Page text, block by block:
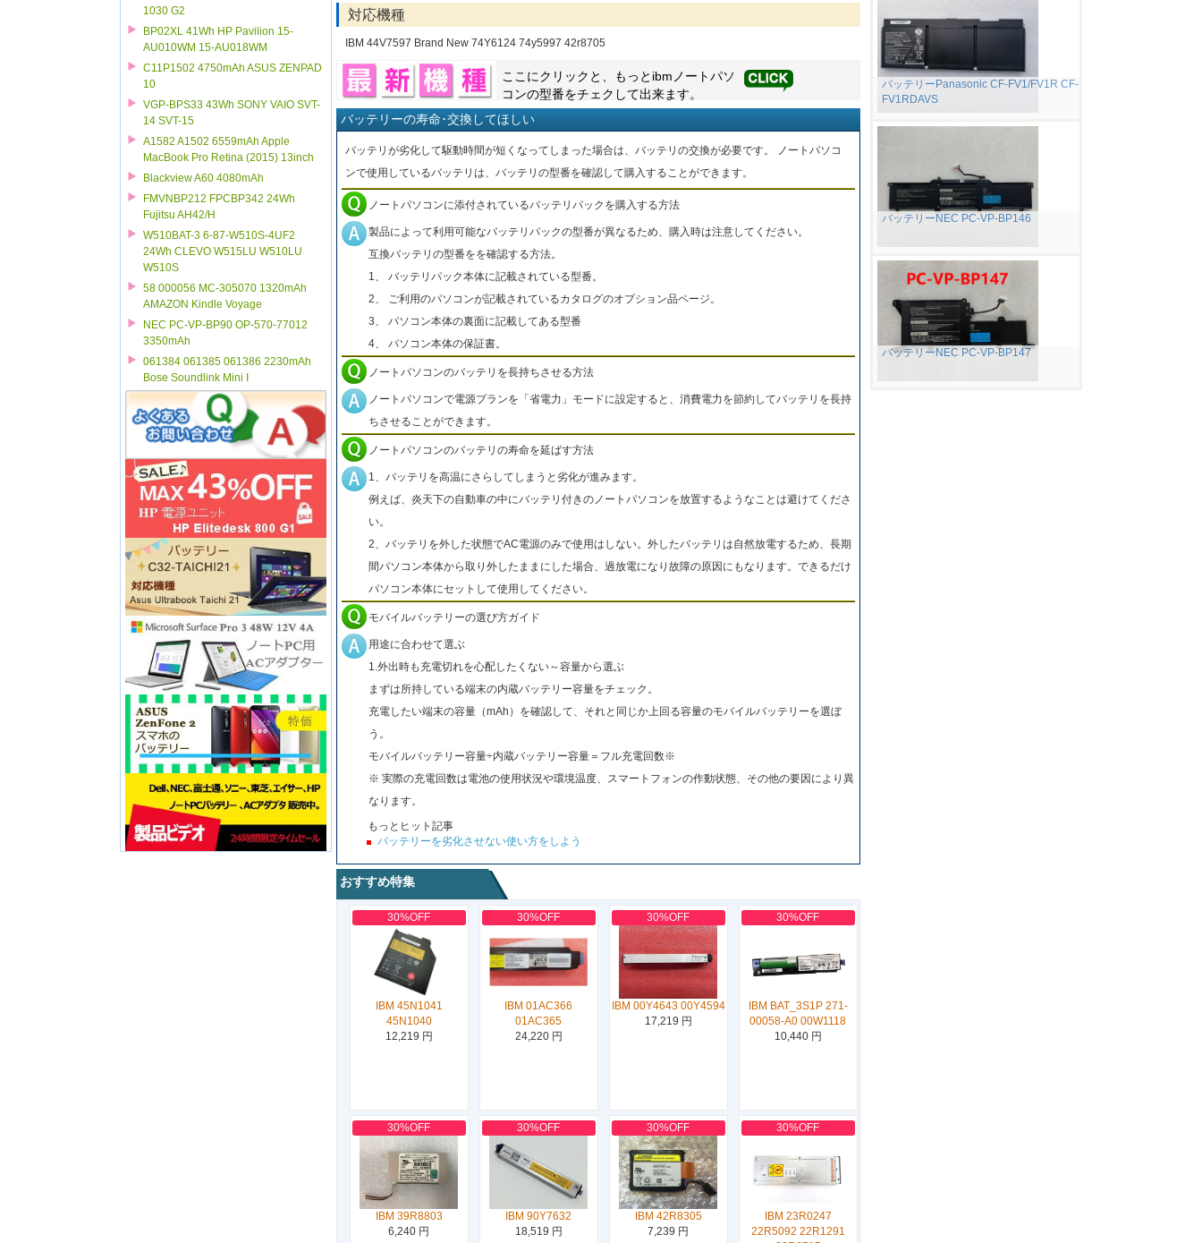
1030 G2
BP02XL 41Wh HP Pavilion 15-
AU010WM 15-AU018WM
C11P1502 4750mAh ASUS ZENPAD
10
VGP-BPS33 43Wh SONY VAIO SVT-
14 SVT-15
A1582 A1502 6559mAh Apple
MacBook Pro Retina (2015) 13inch
Blackview A60 4080mAh
FMVNBP212 FPCBP342 24Wh
Fujitsu AH42/H
W510BAT-3 6-87-W510S-4UF2
24Wh CLEVO W515LU W510LU
W510S
58 000056 MC-305070 1320mAh
AMAZON Kindle Voyage
NEC PC-VP-BP90 OP-570-77012
3350mAh
061384 061385 061386 2230mAh
Bose Soundlink Mini I
対応機種
IBM 44V7597 Brand New 74Y6124 74y5997 42r8705
ここにクリックと、もっと ibm ノートパソ
コンの型番をチェクして出来ます。
バッテリーの寿命･交換してほしい
バッテリが劣化して駆動時間が短くなってしまった場合は、バッテリの交換が必要です。 ノートパソコ
ンで使用しているバッテリは、バッテリの型番を確認して購入することができます。
ノートパソコンに添付されているバッテリパックを購入する方法
製品によって利用可能なバッテリパックの型番が異なるため、購入時は注意してください。
互換バッテリの型番をを確認する方法。
1、 バッテリパック本体に記載されている型番。
2、 ご利用のパソコンが記載されているカタログのオプション品ページ。
3、 パソコン本体の裏面に記載してある型番
4、 パソコン本体の保証書。
ノートパソコンのバッテリを長持ちさせる方法
ノートパソコンで電源プランを「省電力」モードに設定すると、消費電力を節約してバッテリを長持
ちさせることができます。
ノートパソコンのバッテリの寿命を延ばす方法
1、バッテリを高温にさらしてしまうと劣化が進みます。
例えば、炎天下の自動車の中にバッテリ付きのノートパソコンを放置するようなことは避けてくださ
い。
2、バッテリを外した状態でAC電源のみで使用はしない。外したバッテリは自然放電するため、長期
間パソコン本体から取り外したままにした場合、過放電になり故障の原因にもなります。できるだけ
パソコン本体にセットして使用してください。
モバイルバッテリーの選び方ガイド
用途に合わせて選ぶ
1.外出時も充電切れを心配したくない～容量から選ぶ
まずは所持している端末の内蔵バッテリー容量をチェック。
充電したい端末の容量（mAh）を確認して、それと同じか上回る容量のモバイルバッテリーを選ぼ
う。
モバイルバッテリー容量÷内蔵バッテリー容量＝フル充電回数※
※ 実際の充電回数は電池の使用状況や環境温度、スマートフォンの作動状態、その他の要因により異
なります。
もっとヒット記事
バッテリーを劣化させない使い方をしよう
おすすめ特集
30%OFF
IBM 45N1041
45N1040
12,219 円
30%OFF
IBM 01AC366
01AC365
24,220 円
30%OFF
IBM 00Y4643 00Y4594
17,219 円
30%OFF
IBM BAT_3S1P 271-
00058-A0 00W1118
10,440 円
30%OFF
IBM 39R8803
6,240 円
30%OFF
IBM 90Y7632
18,519 円
30%OFF
IBM 42R8305
7,239 円
30%OFF
IBM 23R0247
22R5092 22R1291
バッテリーPanasonic CF-FV1/FV1R CF-
FV1RDAVS
バッテリーNEC PC-VP-BP146
バッテリーNEC PC-VP-BP147